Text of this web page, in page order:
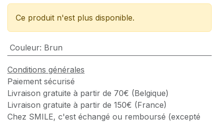
Ce produit n'est plus disponible.
Couleur: Brun
Conditions générales
Paiement sécurisé
Livraison gratuite à partir de 70€ (Belgique)
Livraison gratuite à partir de 150€ (France)
Chez SMILE, c'est échangé ou remboursé (excepté